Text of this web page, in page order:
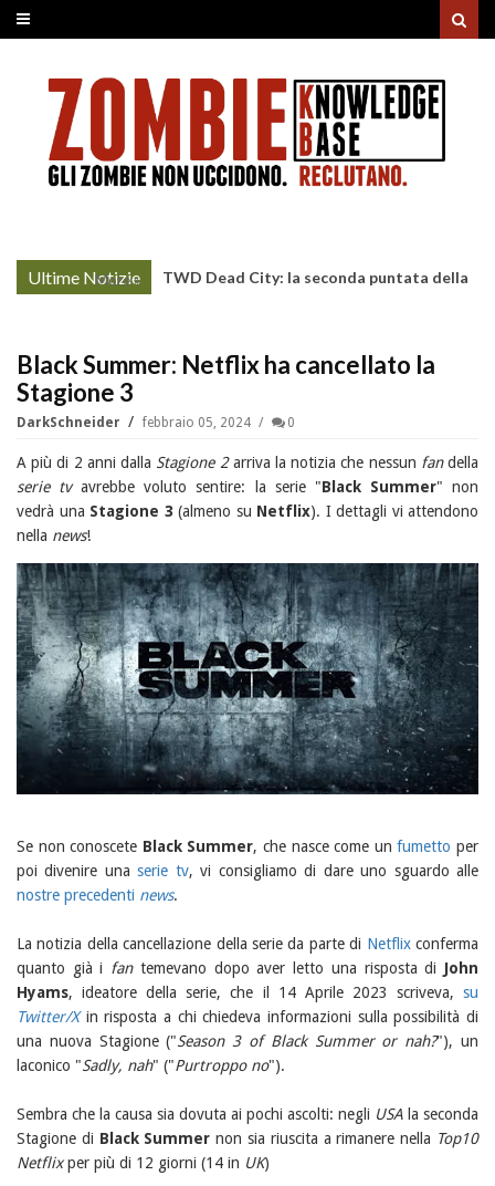
Ultime Notizie
More »
TWD Dead City: la seconda puntata della
Black Summer: Netflix ha cancellato la
Stagione 3
DarkSchneider febbraio 05, 2024 0
A più di 2 anni dalla Stagione 2arriva la notizia che nessun fandella
serie tvavrebbe voluto sentire: la serie "Black Summer" non
vedrà una Stagione 3 (almeno su Netflix). I dettagli vi attendono
nella news!
Se non conoscete Black Summer, che nasce come unfumetto per
poi divenire unaserie tv, vi consigliamo di dare uno sguardo alle
nostre precedenti news.
La notizia della cancellazione della serie da parte di Netflixconferma
quanto già i fantemevano dopo aver letto una risposta di John
Hyams, ideatore della serie, che il 14 Aprile 2023 scriveva, su
Twitter/Xin risposta a chi chiedeva informazioni sulla possibilità di
una nuova Stagione ("Season 3 of Black Summer or nah?"), un
laconico "Sadly, nah" ("Purtroppo no").
Sembra che la causa sia dovuta ai pochi ascolti: negli USA la seconda
Stagione di Black Summer non sia riuscita a rimanere nella Top10
Netflixper più di 12 giorni (14 in UK)